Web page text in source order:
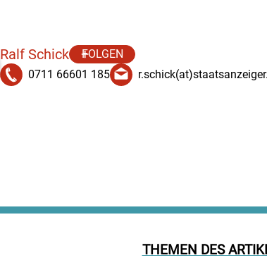
THEMEN DES
Ralf Schick
FOLGEN
0711 66601 185